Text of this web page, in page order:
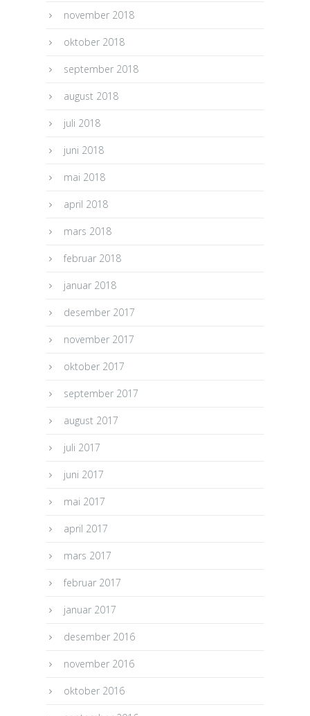
november 2018
oktober 2018
september 2018
august 2018
juli 2018
juni 2018
mai 2018
april 2018
mars 2018
februar 2018
januar 2018
desember 2017
november 2017
oktober 2017
september 2017
august 2017
juli 2017
juni 2017
mai 2017
april 2017
mars 2017
februar 2017
januar 2017
desember 2016
november 2016
oktober 2016